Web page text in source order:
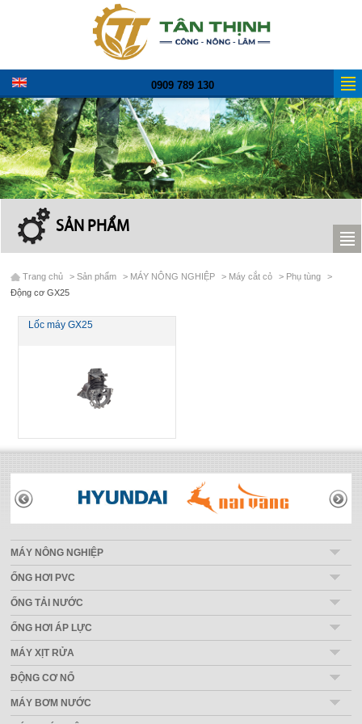
0909 789 130
SẢN PHẨM
Trang chủ >Sản phẩm > MÁY NÔNG NGHIỆP > Máy cắt cỏ > Phụ tùng
>
Động cơ GX25
Lốc máy GX25
THƯƠNG HIỆU
MÁY NÔNG NGHIỆP
ỐNG HƠI PVC
ỐNG TẢI NƯỚC
ỐNG HƠI ÁP LỰC
MÁY XỊT RỬA
ĐỘNG CƠ NỔ
MÁY BƠM NƯỚC